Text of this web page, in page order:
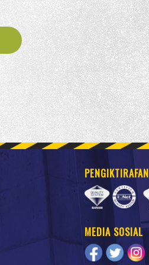
PENGIKTIRAFAN
MEDIA SOSIAL